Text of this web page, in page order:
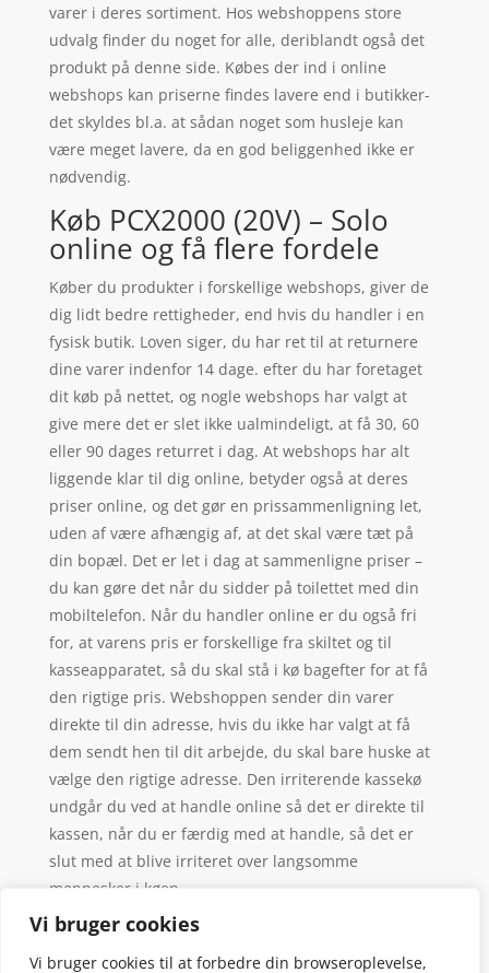
Vi bruger cookies
Vi bruger cookies til at forbedre din browseroplevelse,
varer i deres sortiment. Hos webshoppens store
udvalg finder du noget for alle, deriblandt også det
produkt på denne side. Købes der ind i online
webshops kan priserne findes lavere end i butikker-
det skyldes bl.a. at sådan noget som husleje kan
være meget lavere, da en god beliggenhed ikke er
nødvendig.
Køb PCX2000 (20V) – Solo
online og få flere fordele
Køber du produkter i forskellige webshops, giver de
dig lidt bedre rettigheder, end hvis du handler i en
fysisk butik. Loven siger, du har ret til at returnere
dine varer indenfor 14 dage. efter du har foretaget
dit køb på nettet, og nogle webshops har valgt at
give mere det er slet ikke ualmindeligt, at få 30, 60
eller 90 dages returret i dag. At webshops har alt
liggende klar til dig online, betyder også at deres
priser online, og det gør en prissammenligning let,
uden af være afhængig af, at det skal være tæt på
din bopæl. Det er let i dag at sammenligne priser –
du kan gøre det når du sidder på toilettet med din
mobiltelefon. Når du handler online er du også fri
for, at varens pris er forskellige fra skiltet og til
kasseapparatet, så du skal stå i kø bagefter for at få
den rigtige pris. Webshoppen sender din varer
direkte til din adresse, hvis du ikke har valgt at få
dem sendt hen til dit arbejde, du skal bare huske at
vælge den rigtige adresse. Den irriterende kassekø
undgår du ved at handle online så det er direkte til
kassen, når du er færdig med at handle, så det er
slut med at blive irriteret over langsomme
mennesker i køen.